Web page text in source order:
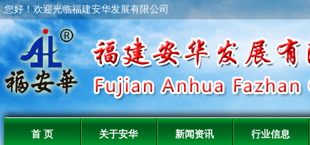
您好！欢迎光临福建安华发展有限公司
首 页 关于安华 新闻资讯 行业信息